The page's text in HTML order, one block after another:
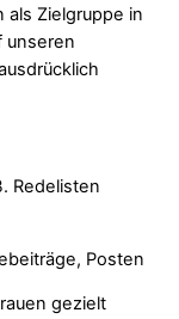
als Zielgruppe in
unseren
Redelisten
Posten
gezielt